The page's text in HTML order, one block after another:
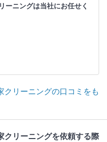
ーニングは当社にお任せく
クリーニングの口コミをも
クリーニングを依頼する際